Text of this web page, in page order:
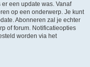
een update was. Vanaf
op een onderwerp. Je kunt
Abonneren zal je echter
of forum. Notificatieopties
worden via het